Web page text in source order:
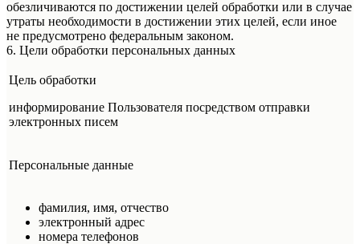
обезличиваются по достижении целей обработки или в случае
утраты необходимости в достижении этих целей, если иное
не предусмотрено федеральным законом.
6. Цели обработки персональных данных
Цель обработки
информирование Пользователя посредством отправки
электронных писем
Персональные данные
фамилия, имя, отчество
электронный адрес
номера телефонов